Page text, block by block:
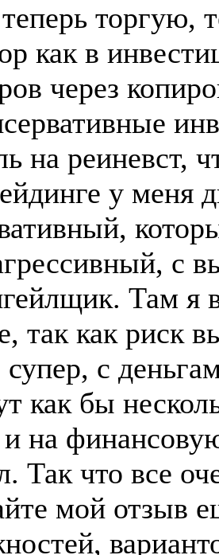
торгую,
как в
через
на реиневст,
у меня
с
Там я
так как риск
супер, с
как бы
на
Так что все
мой отзыв